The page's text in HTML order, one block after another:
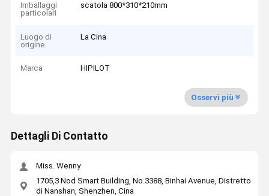
Imballaggi
particolari
scatola 800*310*210mm
Luogo di
origine
La Cina
Marca HIPILOT
Osservi più
Dettagli Di Contatto
Miss. Wenny
1705,3 Nod Smart Building, No.3388, Binhai Avenue, Distretto
di Nanshan, Shenzhen, Cina